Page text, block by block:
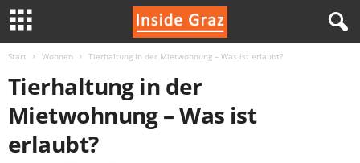
Start Wohnen Tierhaltung in der Mietwohnung – Was ist erlaubt?
Tierhaltung in der
Mietwohnung – Was ist
erlaubt?